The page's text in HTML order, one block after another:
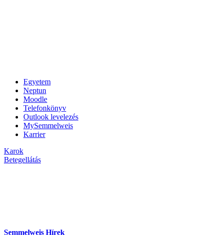
Egyetem
Neptun
Moodle
Telefonkönyv
Outlook levelezés
MySemmelweis
Karrier
Karok
Betegellátás
Semmelweis Hírek